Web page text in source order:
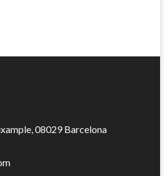
08029 Barcelona